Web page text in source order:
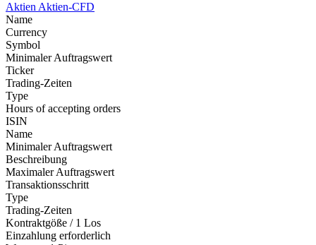
Aktien Aktien-CFD
Name
Currency
Symbol
Minimaler Auftragswert
Ticker
Trading-Zeiten
Type
Hours of accepting orders
ISIN
Name
Minimaler Auftragswert
Beschreibung
Maximaler Auftragswert
Transaktionsschritt
Type
Trading-Zeiten
Kontraktgöße / 1 Los
Einzahlung erforderlich